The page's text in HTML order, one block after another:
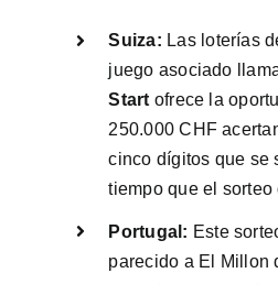
Suiza: Las loterías
juego asociado
Startofrece la
250.000 CHF
cinco dígitos que se
tiempo que el
Portugal: Este
parecido a El Millon